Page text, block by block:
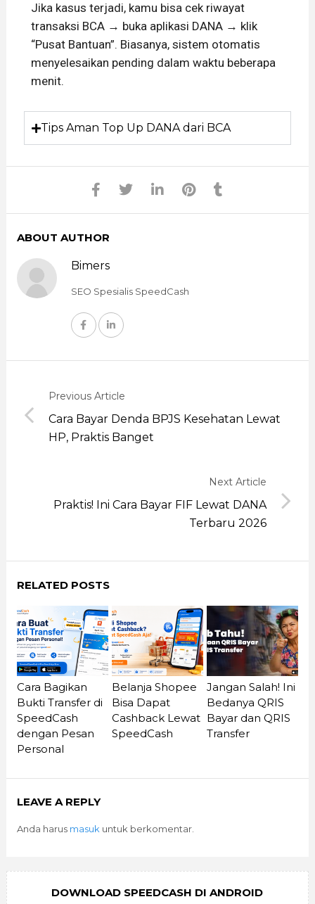
Jika kasus terjadi, kamu bisa cek riwayat
transaksi BCA → buka aplikasi DANA → klik
“Pusat Bantuan”. Biasanya, sistem otomatis
menyelesaikan pending dalam waktu beberapa
menit.
Tips Aman Top Up DANA dari BCA
ABOUT AUTHOR
Bimers
SEO Spesialis SpeedCash
Previous Article
Cara Bayar Denda BPJS Kesehatan Lewat
HP, Praktis Banget
Next Article
Praktis! Ini Cara Bayar FIF Lewat DANA
Terbaru 2026
RELATED POSTS
Cara Bagikan
Bukti Transfer di
SpeedCash
dengan Pesan
Personal
Belanja Shopee
Bisa Dapat
Cashback Lewat
SpeedCash
Jangan Salah! Ini
Bedanya QRIS
Bayar dan QRIS
Transfer
LEAVE A REPLY
Anda harus masuk untuk berkomentar.
DOWNLOAD SPEEDCASH DI ANDROID